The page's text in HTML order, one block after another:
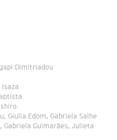
Dimitriadou
Giulia Edom, Gabriela Salhe
Gabriela Guimarães, Julieta